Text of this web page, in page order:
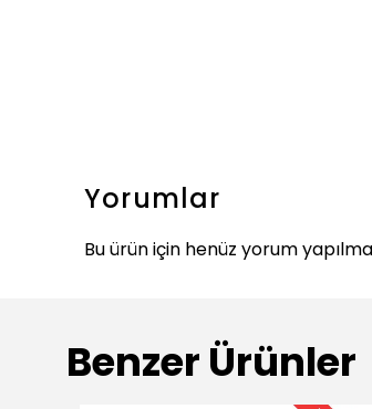
Yorumlar
Bu ürün için henüz yorum
Benzer Ürünler